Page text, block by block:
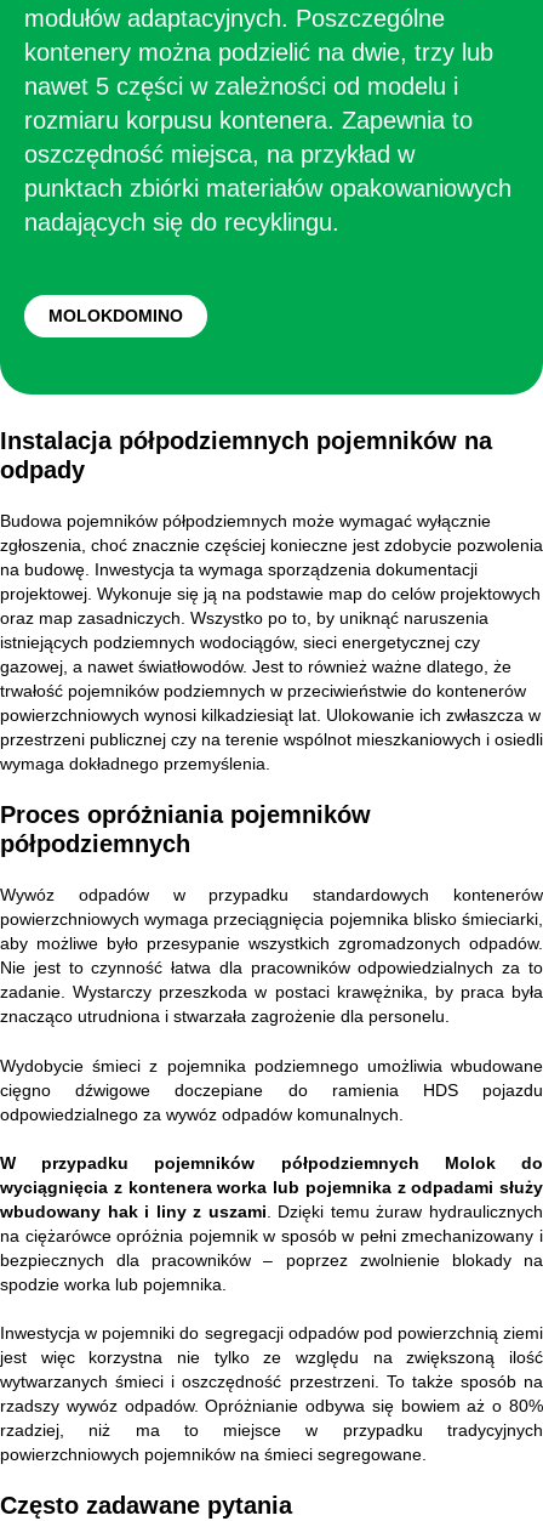
modułów adaptacyjnych. Poszczególne
kontenery można podzielić na dwie, trzy lub
nawet 5 części w zależności od modelu i
rozmiaru korpusu kontenera. Zapewnia to
oszczędność miejsca, na przykład w
punktach zbiórki materiałów opakowaniowych
nadających się do recyklingu.
MOLOKDOMINO
Instalacja półpodziemnych pojemników na
odpady
Budowa pojemników półpodziemnych może wymagać wyłącznie
zgłoszenia, choć znacznie częściej konieczne jest zdobycie pozwolenia
na budowę. Inwestycja ta wymaga sporządzenia dokumentacji
projektowej. Wykonuje się ją na podstawie map do celów projektowych
oraz map zasadniczych. Wszystko po to, by uniknąć naruszenia
istniejących podziemnych wodociągów, sieci energetycznej czy
gazowej, a nawet światłowodów. Jest to również ważne dlatego, że
trwałość pojemników podziemnych w przeciwieństwie do kontenerów
powierzchniowych wynosi kilkadziesiąt lat. Ulokowanie ich zwłaszcza w
przestrzeni publicznej czy na terenie wspólnot mieszkaniowych i osiedli
wymaga dokładnego przemyślenia.
Proces opróżniania pojemników
półpodziemnych
Wywóz odpadów w przypadku standardowych kontenerów
powierzchniowych wymaga przeciągnięcia pojemnika blisko śmieciarki,
aby możliwe było przesypanie wszystkich zgromadzonych odpadów.
Nie jest to czynność łatwa dla pracowników odpowiedzialnych za to
zadanie. Wystarczy przeszkoda w postaci krawężnika, by praca była
znacząco utrudniona i stwarzała zagrożenie dla personelu.
Wydobycie śmieci z pojemnika podziemnego umożliwia wbudowane
cięgno dźwigowe doczepiane do ramienia HDS pojazdu
odpowiedzialnego za wywóz odpadów komunalnych.
W przypadku pojemników półpodziemnych Molok do
wyciągnięcia z kontenera worka lub pojemnika z odpadami służy
wbudowany hak i liny z uszami . Dzięki temu żuraw hydraulicznych
na ciężarówce opróżnia pojemnik w sposób w pełni zmechanizowany i
bezpiecznych dla pracowników – poprzez zwolnienie blokady na
spodzie worka lub pojemnika.
Inwestycja w pojemniki do segregacji odpadów pod powierzchnią ziemi
jest więc korzystna nie tylko ze względu na zwiększoną ilość
wytwarzanych śmieci i oszczędność przestrzeni. To także sposób na
rzadszy wywóz odpadów. Opróżnianie odbywa się bowiem aż o 80%
rzadziej, niż ma to miejsce w przypadku tradycyjnych
powierzchniowych pojemników na śmieci segregowane.
Często zadawane pytania